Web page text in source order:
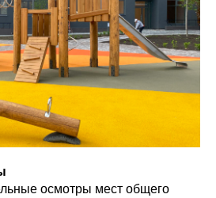
осмотры мест общего